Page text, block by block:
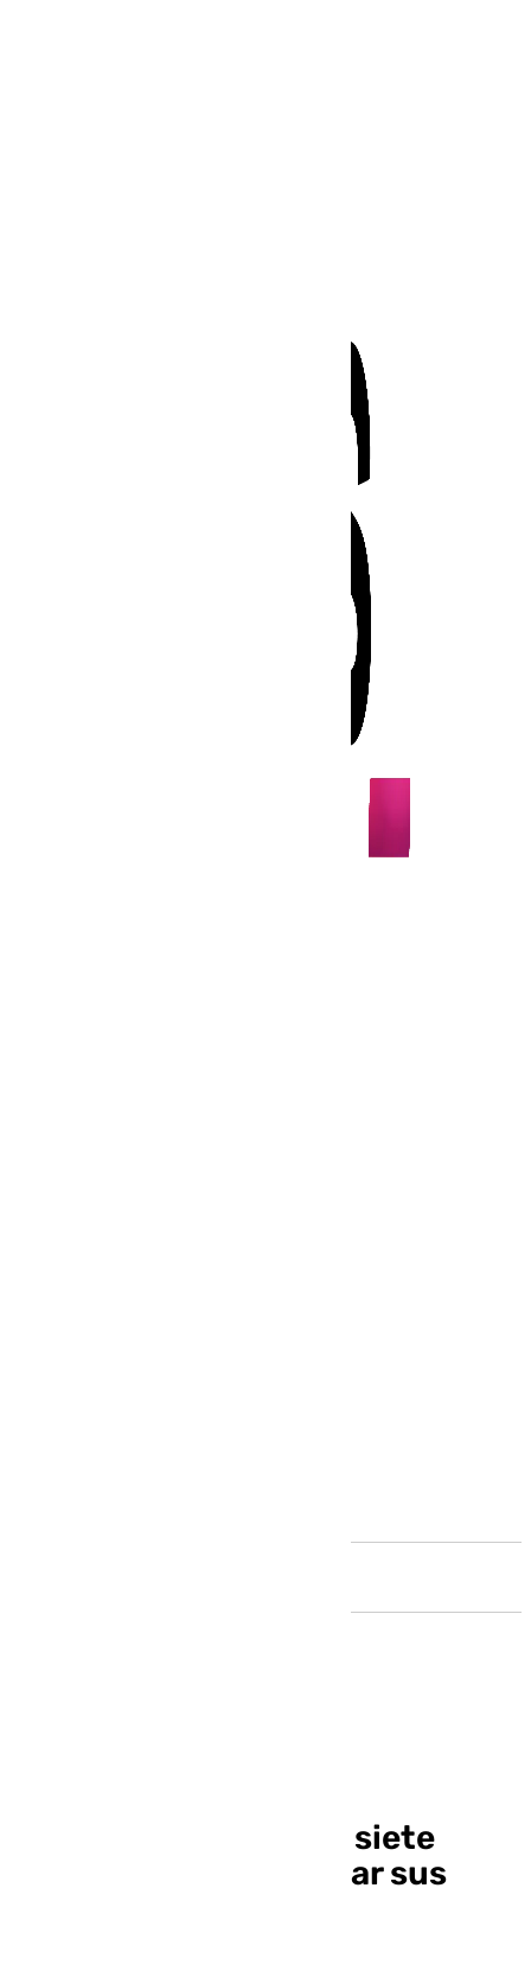
El Sevilla dice adiós a siete
futbolistas tras expirar sus